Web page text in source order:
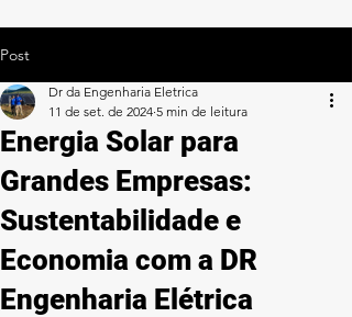
Post
Energia Solar para
Grandes Empresas:
Sustentabilidade e
Economia com a DR
Engenharia Elétrica
Dr da Engenharia Eletrica
11 de set. de 2024 5 min de leitura